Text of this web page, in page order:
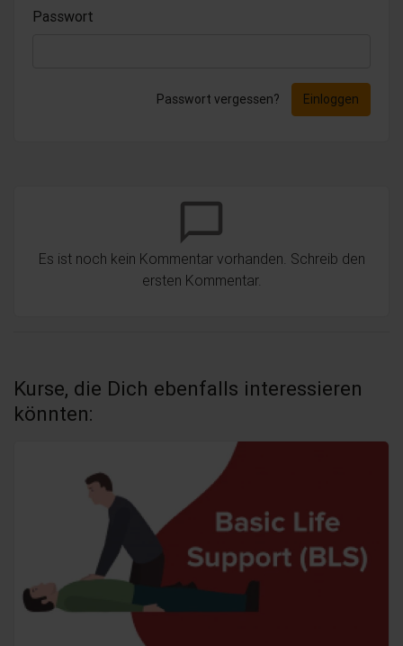
Passwort
Passwort vergessen? Einloggen
chat_bubble_outline
Es ist noch kein Kommentar vorhanden. Schreib den
ersten Kommentar.
Kurse, die Dich ebenfalls interessieren
könnten: